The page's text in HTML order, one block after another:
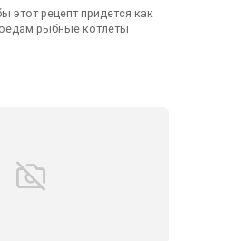
этот рецепт придется как
рыбные котлеты